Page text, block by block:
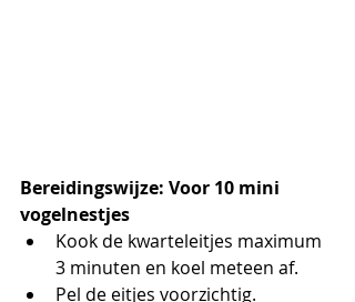
Bereidingswijze: Voor 10 mini
vogelnestjes
Kook de kwarteleitjes maximum
3 minuten en koel meteen af.
Pel de eitjes voorzichtig.